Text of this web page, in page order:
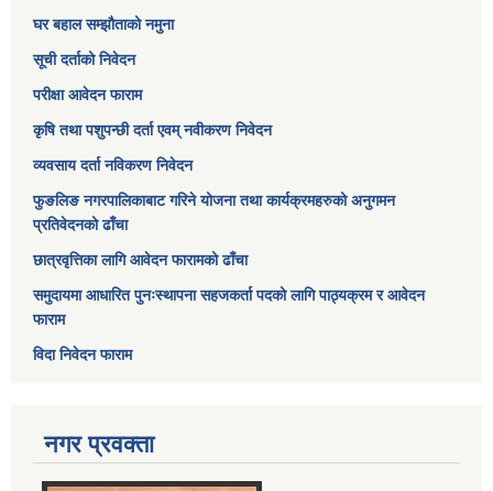
घर बहाल सम्झौताको नमुना
सूची दर्ताको निवेदन
परीक्षा आवेदन फाराम
कृषि तथा पशुपन्छी दर्ता एवम् नवीकरण निवेदन
व्यवसाय दर्ता नविकरण निवेदन
फुङलिङ नगरपालिकाबाट गरिने योजना तथा कार्यक्रमहरुको अनुगमन
प्रतिवेदनको ढाँचा
छात्रवृत्तिका लागि आवेदन फारामको ढाँचा
समुदायमा आधारित पुनःस्थापना सहजकर्ता पदको लागि पाठ्यक्रम र आवेदन
फाराम
विदा निवेदन फाराम
नगर प्रवक्ता